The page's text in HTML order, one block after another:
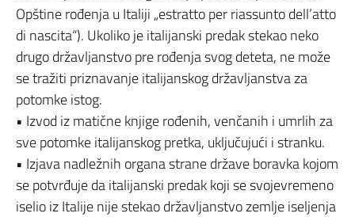
Opštine rođenja u Italiji „estratto per riassunto dell’atto
di nascita“). Ukoliko je italijanski predak stekao neko
drugo državljanstvo pre rođenja svog deteta, ne može
se tražiti priznavanje italijanskog državljanstva za
potomke istog.
• Izvod iz matične knjige rođenih, venčanih i umrlih za
sve potomke italijanskog pretka, uključujući i stranku.
• Izjava nadležnih organa strane države boravka kojom
se potvrđuje da italijanski predak koji se svojevremeno
iselio iz Italije nije stekao državljanstvo zemlje iseljenja